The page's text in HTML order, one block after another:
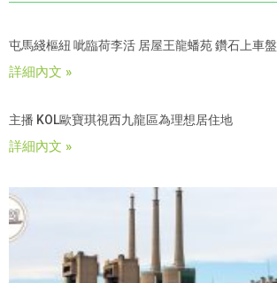
屯馬綫樞紐 呲臨荷李活 居屋王龍蟠苑 鑽石上車盤
詳細內文 »
主播 KOL歐寶琪視西九龍區為理想居住地
詳細內文 »